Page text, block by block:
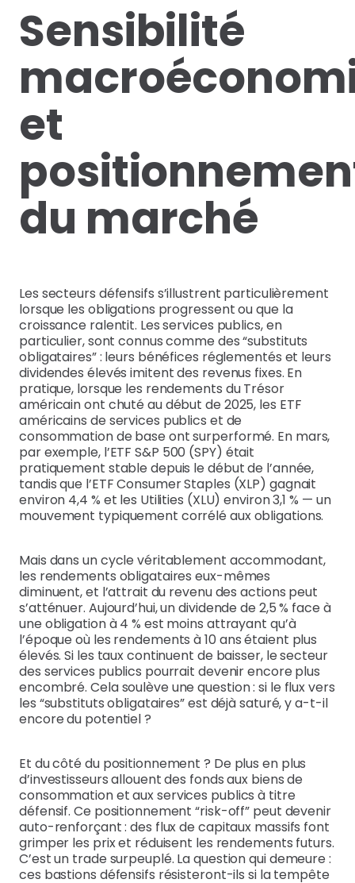
Sensibilité
et
du marché
Les secteurs défensifs s’illustrent particulièrement
lorsque les obligations progressent ou que la
croissance ralentit. Les services publics, en
particulier, sont connus comme des “substituts
obligataires” : leurs bénéfices réglementés et leurs
dividendes élevés imitent des revenus fixes. En
pratique, lorsque les rendements du Trésor
américain ont chuté au début de 2025, les ETF
américains de services publics et de
consommation de base ont surperformé. En mars,
par exemple, l’ETF S&P 500 (SPY) était
pratiquement stable depuis le début de l’année,
tandis que l’ETF Consumer Staples (XLP) gagnait
environ 4,4 % et les Utilities (XLU) environ 3,1 % — un
mouvement typiquement corrélé aux obligations.
Mais dans un cycle véritablement accommodant,
les rendements obligataires eux-mêmes
diminuent, et l’attrait du revenu des actions peut
s’atténuer. Aujourd’hui, un dividende de 2,5 % face à
une obligation à 4 % est moins attrayant qu’à
l’époque où les rendements à 10 ans étaient plus
élevés. Si les taux continuent de baisser, le secteur
des services publics pourrait devenir encore plus
encombré. Cela soulève une question : si le flux vers
les “substituts obligataires” est déjà saturé, y a-t-il
encore du potentiel ?
Et du côté du positionnement ? De plus en plus
d’investisseurs allouent des fonds aux biens de
consommation et aux services publics à titre
défensif. Ce positionnement “risk-off” peut devenir
auto-renforçant : des flux de capitaux massifs font
grimper les prix et réduisent les rendements futurs.
C’est un trade surpeuplé. La question qui demeure :
ces bastions défensifs résisteront-ils si la tempête